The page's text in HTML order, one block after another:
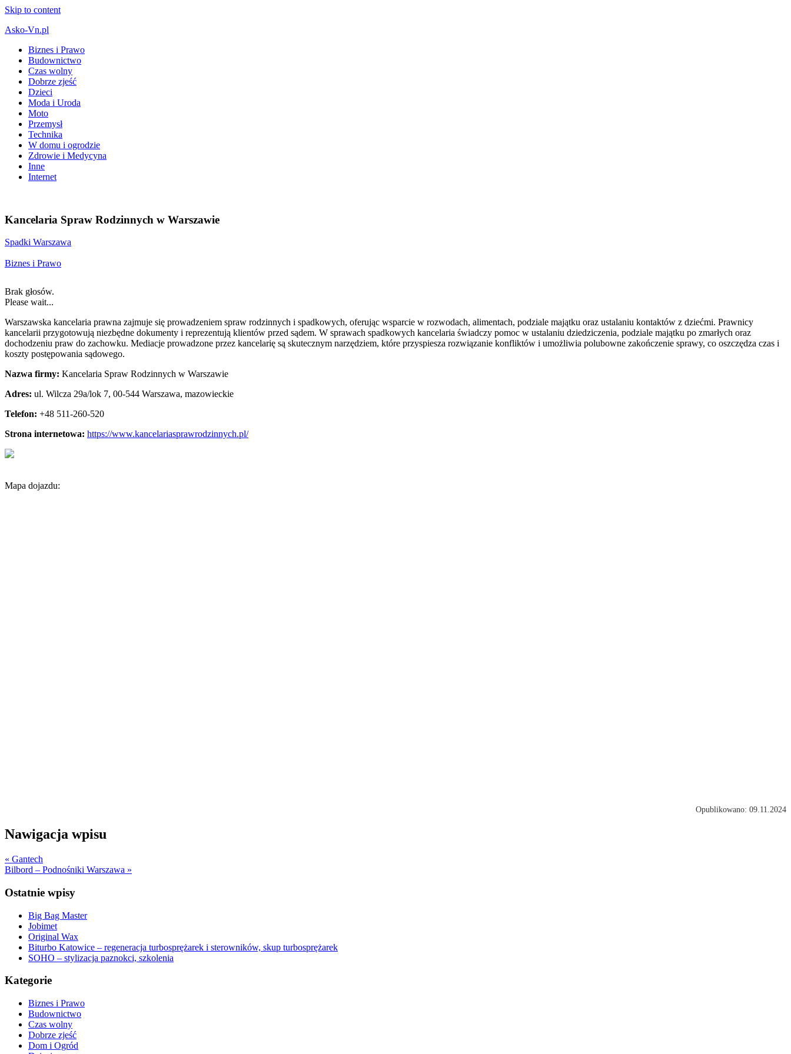
Skip to content
Asko-Vn.pl
Biznes i Prawo
Budownictwo
Czas wolny
Dobrze zjeść
Dzieci
Moda i Uroda
Moto
Przemysł
Technika
W domu i ogrodzie
Zdrowie i Medycyna
Inne
Internet
Kancelaria Spraw Rodzinnych w Warszawie
Spadki Warszawa
Biznes i Prawo
Brak głosów.
Please wait...
Warszawska kancelaria prawna zajmuje się prowadzeniem spraw rodzinnych i spadkowych, oferując wsparcie w rozwodach, alimentach, podziale majątku oraz ustalaniu kontaktów z dziećmi. Prawnicy
kancelarii przygotowują niezbędne dokumenty i reprezentują klientów przed sądem. W sprawach spadkowych kancelaria świadczy pomoc w ustalaniu dziedziczenia, podziale majątku po zmarłych oraz
dochodzeniu praw do zachowku. Mediacje prowadzone przez kancelarię są skutecznym narzędziem, które przyspiesza rozwiązanie konfliktów i umożliwia polubowne zakończenie sprawy, co oszczędza czas i
koszty postępowania sądowego.
Nazwa firmy: Kancelaria Spraw Rodzinnych w Warszawie
Adres: ul. Wilcza 29a/lok 7, 00-544 Warszawa, mazowieckie
Telefon: +48 511-260-520
Strona internetowa: https://www.kancelariasprawrodzinnych.pl/
Mapa dojazdu:
Opublikowano: 09.11.2024
Nawigacja wpisu
« Gantech
Bilbord – Podnośniki Warszawa »
Ostatnie wpisy
Big Bag Master
Jobimet
Original Wax
Biturbo Katowice – regeneracja turbosprężarek i sterowników, skup turbosprężarek
SOHO – stylizacja paznokci, szkolenia
Kategorie
Biznes i Prawo
Budownictwo
Czas wolny
Dobrze zjeść
Dom i Ogród